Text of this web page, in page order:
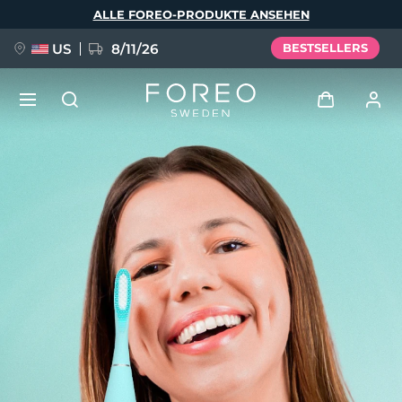
ALLE FOREO-PRODUKTE ANSEHEN
US 8/11/26 BESTSELLERS
Benutzerkonto
Meine Geräte
Meine Bestellungen
Meine Adressen
Meine Abonnements
FAQ™ Pure Beauty-Tech Elixir
BREAKING NEWS
issa™ Teeth Whitening Set
Deutsch
Español
Français
Italiano
Português
Svenska
Русский
简体中文 繁體中文